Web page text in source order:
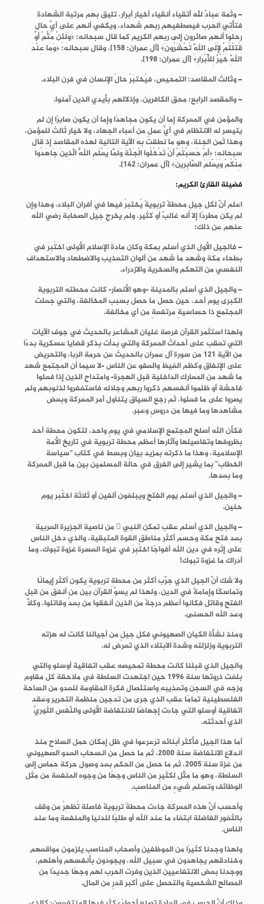
– وثمة عبادٌ لله أتقياء أنقياء أخيار أبرار، تليق بهم مرتبة الشهادة
فتأتي الحرب فيصطفيهم ربهم شهداء، ويكفي أنهم على أيِّ حالٍ
رحلوا أنهم صائرون إلى ربهم الكريم كما قال سبحانه: ﴿وَلَئِنْ مُتُّمْ أَوْ
قُتِلْتُمْ لَإِلَى اللَّهِ تُحْشَرُونَ﴾ [آل عمران: 158]، وقال سبحانه: ﴿وَمَا عِنْدَ
اللَّهِ خَيْرٌ لِلْأَبْرَارِ﴾ [آل عمران: 198].
– وثالث المقاصد: التمحيص، فيُختبَرُ حالُ الإنسان في فرن البلاء.
– والمقصد الرابع: محق الكافرين، وإذلالهم بأيدي الذين آمنوا.
والمؤمن في المعركة إما أن يكون مجاهدًا وإما أن يكون صابرًا إن لم
يتيسر له الانتظام في أيِّ عملٍ من أعباء الجهاد، ولا خيار ثالث للمؤمن،
وهذا ثمن الجنة، وهو ما نطقت به الآية التالية لهذه المقاصد إذ قال
سبحانه: ﴿أَمْ حَسِبْتُمْ أَنْ تَدْخُلُوا الْجَنَّةَ وَلَمَّا يَعْلَمِ اللَّهُ الَّذِينَ جَاهَدُوا
مِنْكُمْ وَيَعْلَمَ الصَّابِرِينَ﴾ [آل عمران: 142].
فضيلة القارئ الكريم:
اعلم أنَّ لكل جيلٍ محطةً تربويةً يُختبرُ فيها في أفران البلاء، وهذا وإن
لم يكن مطردًا إلا أنه غالبٌ أو كثير، ولم يخرج جيل الصحابة رضي الله
عنهم عن ذلك:
– فالجيل الأول الذي أسلم بمكة وكان مادةَ الإسلام الأولى اختُبِرَ في
بطحاء مكة وشهد ما شهد من ألوان التعذيب والاضطهاد والاستهداف
النفسي من التهكم والسخرية والازدراء.
– والجيل الذي أسلم بالمدينة -وهو الأنصار- كانت محطته التربوية
الكبرى يوم أحد، حين حصل ما حصل بسبب المخالفة، والتي جعلت
المجتمع ذا حساسيةٍ مرتفعةٍ من أي مخالفة.
ولهذا استثمر القرآن فرصة غليان المشاعر بالحديث في جوف الآيات
التي تعقب على أحداث المعركة والتي بدأت بذكر قضايا عسكرية بدءًا
من الآية 121 من سورة آل عمران بالحديث عن حرمة الربا، والتحريض
على الإنفاق وكظم الغيظ والعفو عن الناس -لا سيما أن المجتمع شهد
ما شهد من المعارك الداخلية قبل الهجرة- وامتداح الذين إذا فعلوا
فاحشة أو ظلموا أنفسهم ذكروا ربهم وجلاله فاستغفروا لذنوبهم ولم
يصروا على ما فعلوا، ثم رجع السياق يتناول أمر المعركة وبعض
مشاهدها وما فيها من دروسٍ وعبر.
فكأن الله أصلح المجتمع الإسلامي في يومٍ واحد، لتكون محطة أحد
بظروفها وتفاصيلها وآثارها أعظم محطة تربوية في تاريخ الأمة
الإسلامية، وهذا ما ذكرته بمزيد بيانٍ وبسط في كتاب “سياسة
الخطاب” بما يشير إلى الفرق في حالة المسلمين بين ما قبل المعركة
وما بعدها.
– والجيل الذي أسلم يوم الفتح ويبلغون ألفين أو ثلاثة اختُبر يوم
حنين.
– والجيل الذي أسلم عقب تمكن النبي  من ناصية الجزيرة العربية
بعد فتح مكة وحسم أكثر مناطق القوة المتبقية، والذي دخل الناس
على إثره في دين الله أفواجًا اختُبِرَ في غزوة العسرة غزوة تبوك، وما
أدراك ما غزوة تبوك!
ولا شك أنَّ الجيلَ الذي جرَّب أكثر من محطةٍ تربويةٍ يكون أكثر إيمانًا
وتماسكًا وإمامةً في الدين، ولهذا لم يسوِّ القرآن بين من أنفق من قبل
الفتح وقاتل فكانوا أعظم درجةً من الذين أنفقوا من بعدُ وقاتلوا، وكلًّا
وعد الله الحسنى.
ومنذ نشأة الكيان الصهيوني فكل جيلٍ من أجيالنا كانت له هزته
التربوية وزلزلته وشدة الابتلاء الذي تعرض له.
والجيل الذي قبلنا كانت محطة تمحيصه عقب اتفاقية أوسلو والتي
بلغت ذروتها سنة 1996 حين اجتهدت السلطة في ملاحقة كل مقاوم
وزجه في السجن وتعذيبه واستئصال فكرة المقاومة للعدو من الساحة
الفلسطينية تمامًا عقب الذي جرى من تدجين منظمة التحرير وعقد
اتفاقية أوسلو التي جاءت إجهاضًا للانتفاضة الأولى والنَّفَسِ الثوريِّ
الذي أحدثته.
أما هذا الجيل فأكثر أبنائه ترعرعوا في ظل إمكان حمل السلاح منذ
اندلاع الانتفاضة سنة 2000، ثم ما حصل من انسحاب العدو الصهيوني
من غزة سنة 2005، ثم ما حصل من الحكم بعد وصول حركة حماس إلى
السلطة، وهو ما مثَّل لكثيرٍ من الناس وجهًا من وجوه المنفعة من مثل
الوظائف وتسلم شيءٍ من المناصب.
وأحسب أنَّ هذه المعركة جاءت محطةً تربويةً فاصلة تُظهِرُ من وقف
بالثغور الفاضلة ابتغاء ما عند الله أو طلبًا للدنيا والمنفعة وما عند
الناس.
ولهذا وجدنا كثيرًا من الموظفين وأصحاب المناصب يلزمون مواقعهم
وخنادقهم يجاهدون في سبيل الله، ويجودون بأنفسهم وأهلهم،
ووجدنا بعض الانتفاعيين الذين وفرت الحرب لهم وجهًا جديدًا من
المصالح الشخصية والتحصل على أكبر قدرٍ من المال.